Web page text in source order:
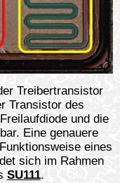
Treibertransistor
Transistor des
und die
Eine genauere
eines
sich im Rahmen
SU111.